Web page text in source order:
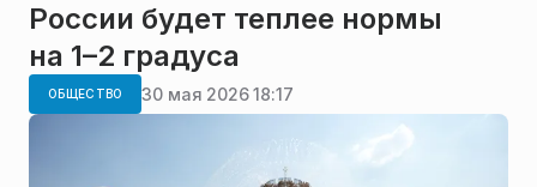
России будет теплее нормы
на 1–2 градуса
ОБЩЕСТВО 30 мая 2026 18:17